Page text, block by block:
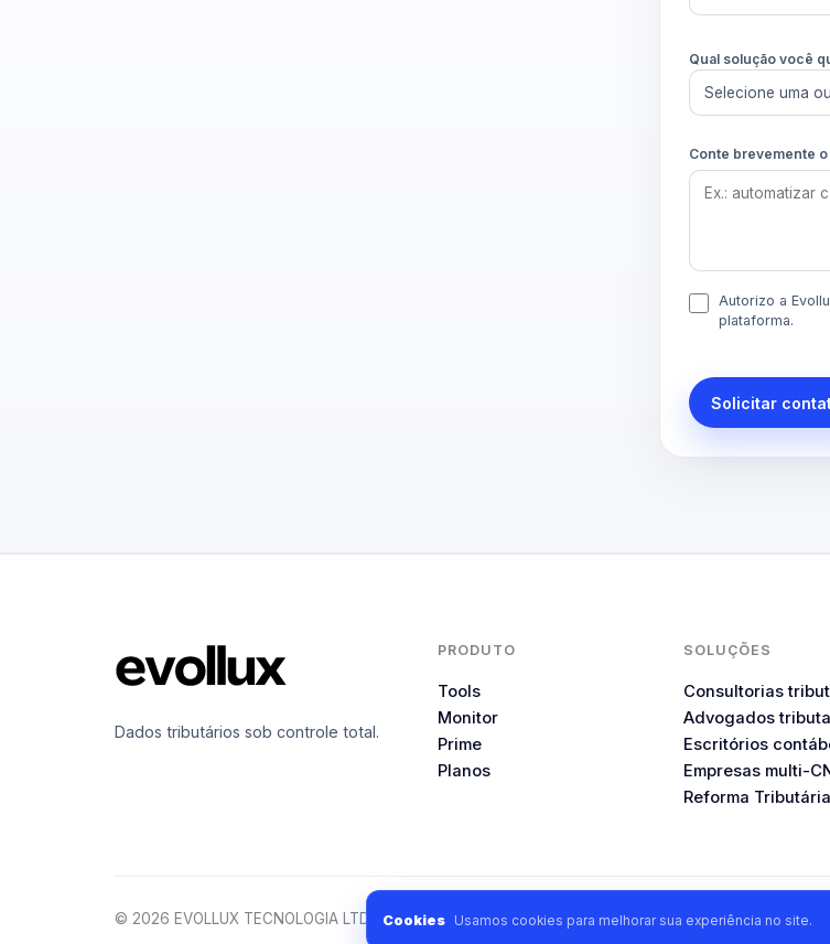
Qual solução você
Selecione uma
Conte brevemente
Autorizo a
plataforma.
Solicitar
Dados tributários sob controle total.
PRODUTO
Tools
Monitor
Prime
Planos
SOLUÇÕES
Consultorias
Advogados
Escritórios
Empresas multi-
Reforma Tributária
© 2026 EVOLLUX TECNOLOGIA LTDA. Todos os direitos reservados. CNPJ: 52.468.222/0001-37.
Cookies Usamos cookies para melhorar sua experiência no site.